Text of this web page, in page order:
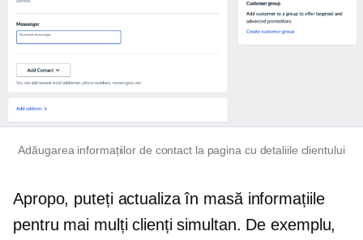
Adăugarea informațiilor de contact la pagina cu detaliile clientului
Apropo, puteți actualiza în masă informațiile
pentru mai mulți clienți simultan. De exemplu,